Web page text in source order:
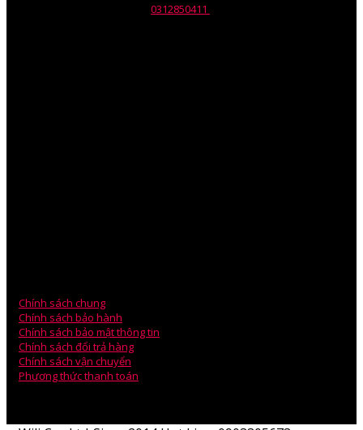
0312850411
Chính sách chung
Chính sách bảo hành
Chính sách bảo mật thông tin
Chính sách đổi trả hàng
Chính sách vận chuyển
Phương thức thanh toán